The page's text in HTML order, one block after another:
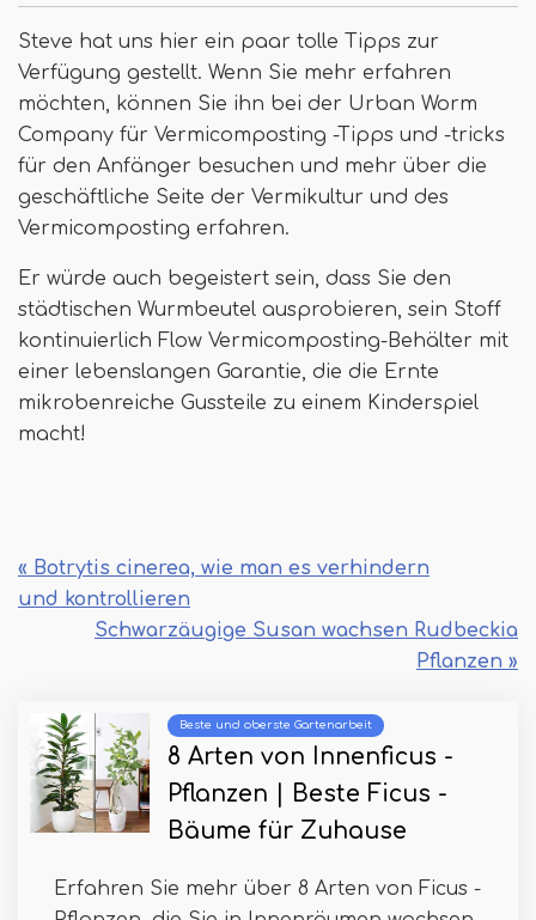
Steve hat uns hier ein paar tolle Tipps zur
Verfügung gestellt. Wenn Sie mehr erfahren
möchten, können Sie ihn bei der Urban Worm
Company für Vermicomposting -Tipps und -tricks
für den Anfänger besuchen und mehr über die
geschäftliche Seite der Vermikultur und des
Vermicomposting erfahren.
Er würde auch begeistert sein, dass Sie den
städtischen Wurmbeutel ausprobieren, sein Stoff
kontinuierlich Flow Vermicomposting-Behälter mit
einer lebenslangen Garantie, die die Ernte
mikrobenreiche Gussteile zu einem Kinderspiel
macht!
« Botrytis cinerea, wie man es verhindern
und kontrollieren
Schwarzäugige Susan wachsen Rudbeckia
Pflanzen »
Beste und oberste Gartenarbeit
8 Arten von Innenficus -
Pflanzen | Beste Ficus -
Bäume für Zuhause
Erfahren Sie mehr über 8 Arten von Ficus -